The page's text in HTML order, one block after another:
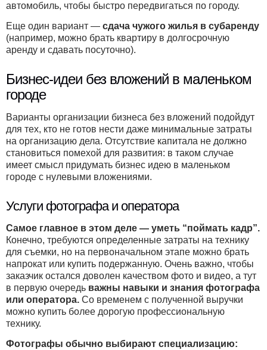
автомобиль, чтобы быстро передвигаться по городу.
Еще один вариант — сдача чужого жилья в субаренду
(например, можно брать квартиру в долгосрочную
аренду и сдавать посуточно).
Бизнес-идеи без вложений в маленьком
городе
Варианты организации бизнеса без вложений подойдут
для тех, кто не готов нести даже минимальные затраты
на организацию дела. Отсутствие капитала не должно
становиться помехой для развития: в таком случае
имеет смысл придумать бизнес идею в маленьком
городе с нулевыми вложениями.
Услуги фотографа и оператора
Самое главное в этом деле — уметь “поймать кадр”.
Конечно, требуются определенные затраты на технику
для съемки, но на первоначальном этапе можно брать
напрокат или купить подержанную. Очень важно, чтобы
заказчик остался доволен качеством фото и видео, а тут
в первую очередь важны навыки и знания фотографа
или оператора. Со временем с полученной выручки
можно купить более дорогую профессиональную
технику.
Фотографы обычно выбирают специализацию: